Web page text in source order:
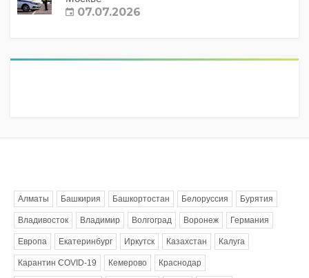
07.07.2026
Алматы Башкирия Башкортостан Белоруссия Бурятия
Владивосток Владимир Волгоград Воронеж Германия
Европа Екатеринбург Иркутск Казахстан Калуга
Карантин COVID-19 Кемерово Краснодар